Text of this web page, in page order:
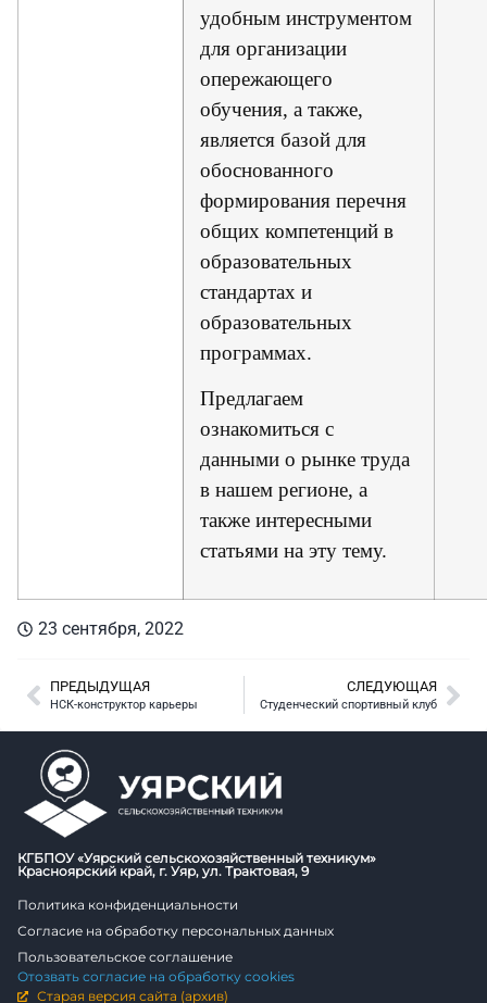
удобным инструментом
для организации
опережающего
обучения, а также,
является базой для
обоснованного
формирования перечня
общих компетенций в
образовательных
стандартах и
образовательных
программах.
Предлагаем
ознакомиться с
данными о рынке труда
в нашем регионе, а
также интересными
статьями на эту тему.
23 сентября, 2022
ПРЕДЫДУЩАЯ
НСК-конструктор карьеры
СЛЕДУЮЩАЯ
Студенческий спортивный клуб
КГБПОУ «Уярский сельскохозяйственный техникум»
Красноярский край, г. Уяр, ул. Трактовая, 9
Политика конфиденциальности
Согласие на обработку персональных данных
Пользовательское соглашение
Отозвать согласие на обработку cookies
Старая версия сайта (архив)